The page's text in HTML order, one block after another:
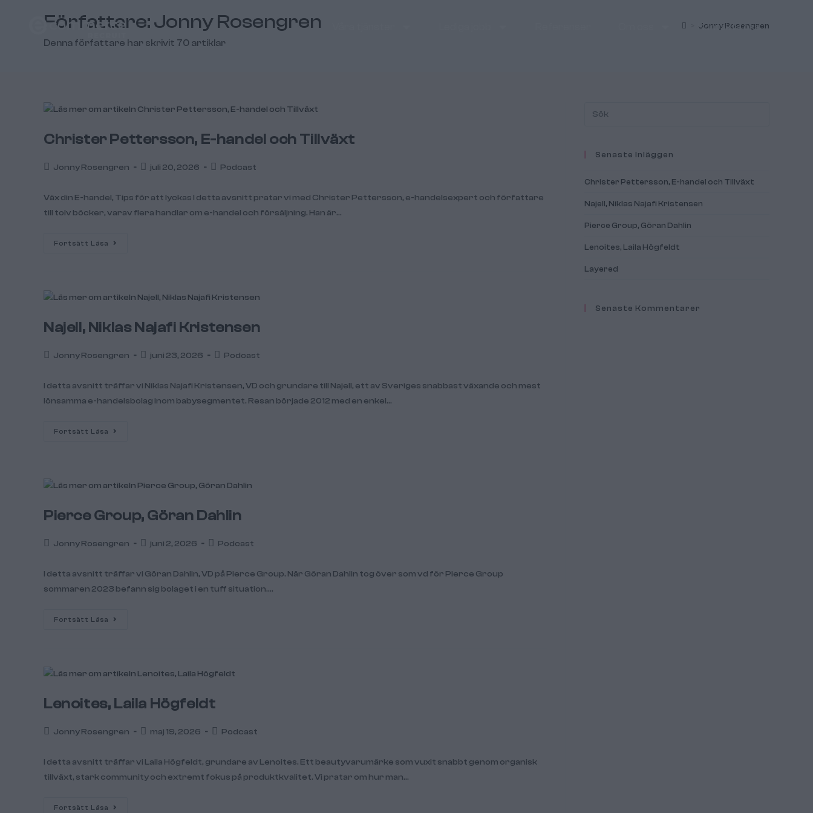
Kontakta oss
Författare:Jonny Rosengren
Denna författare har skrivit 70 artiklar
Jonny Rosengren
Christer Pettersson, E-handel och Tillväxt
Jonny Rosengren juli 20, 2026 Podcast
Väx din E-handel, Tips för att lyckas I detta avsnitt pratar vi med Christer Pettersson, e-handelsexpert och författare
till tolv böcker, varav flera handlar om e-handel och försäljning. Han är…
Fortsätt Läsa
Najell, Niklas Najafi Kristensen
Jonny Rosengren juni 23, 2026 Podcast
I detta avsnitt träffar vi Niklas Najafi Kristensen, VD och grundare till Najell, ett av Sveriges snabbast växande och mest
lönsamma e-handelsbolag inom babysegmentet. Resan började 2012 med en enkel…
Fortsätt Läsa
Pierce Group, Göran Dahlin
Jonny Rosengren juni 2, 2026 Podcast
I detta avsnitt träffar vi Göran Dahlin, VD på Pierce Group. När Göran Dahlin tog över som vd för Pierce Group
sommaren 2023 befann sig bolaget i en tuff situation.…
Fortsätt Läsa
Lenoites, Laila Högfeldt
Jonny Rosengren maj 19, 2026 Podcast
I detta avsnitt träffar vi Laila Högfeldt, grundare av Lenoites. Ett beautyvarumärke som vuxit snabbt genom organisk
tillväxt, stark community och extremt fokus på produktkvalitet. Vi pratar om hur man…
Fortsätt Läsa
Senaste Inläggen
Christer Pettersson, E-handel och Tillväxt
Najell, Niklas Najafi Kristensen
Pierce Group, Göran Dahlin
Lenoites, Laila Högfeldt
Layered
Senaste Kommentarer